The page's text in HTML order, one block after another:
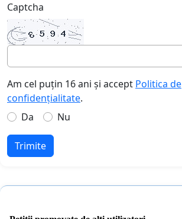
Captcha
Am cel puțin 16 ani și accept Politica de
confidențialitate.
Da
Nu
Trimite